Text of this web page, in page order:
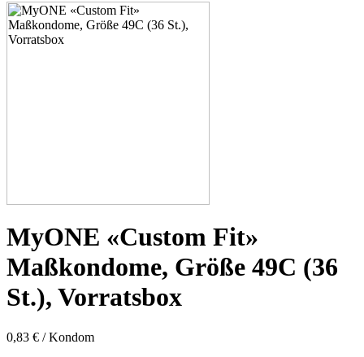
53D
53E
53F
57H
57K
60E
60F
60G
60H
60K
60L
MyONE «Custom Fit»
Maßkondome, Größe 49C (36
St.), Vorratsbox
0,83 € / Kondom